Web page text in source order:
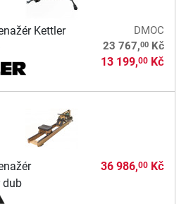
Kettler
DMOC
23 767,00Kč
13 199,00Kč
dub
36 986,00Kč